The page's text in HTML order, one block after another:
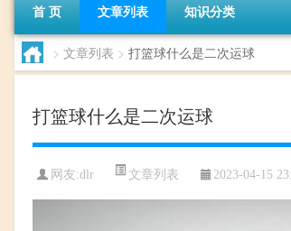
首 页 文章列表 知识分类
> 文章列表 > 打篮球什么是二次运球
打篮球什么是二次运球
网友:dlr 文章列表 2023-04-15